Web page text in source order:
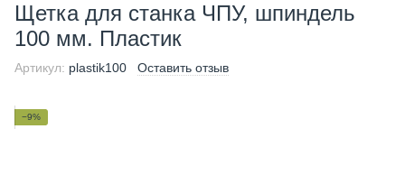
Щетка для станка ЧПУ, шпиндель
100 мм. Пластик
Артикул: plastik100 Оставить отзыв
−9%